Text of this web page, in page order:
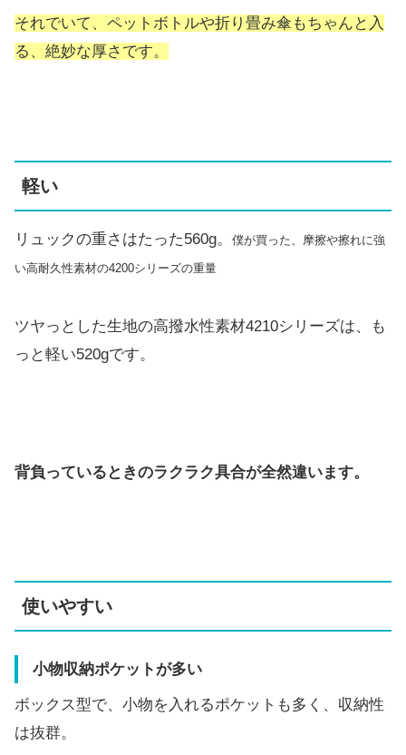
それでいて、ペットボトルや折り畳み傘もちゃんと入
る、絶妙な厚さです。
軽い
リュックの重さはたった560g。 僕が買った、摩擦や擦れに強
い高耐久性素材の4200シリーズの重量
ツヤっとした生地の高撥水性素材4210シリーズは、も
っと軽い520gです。
背負っているときのラクラク具合が全然違います。
使いやすい
小物収納ポケットが多い
ボックス型で、小物を入れるポケットも多く、収納性
は抜群。